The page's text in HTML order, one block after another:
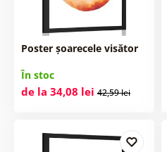
Poster șoarecele visător
În stoc
de la 34,08 lei 42,59 lei